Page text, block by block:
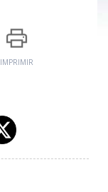
IMPRIMIR